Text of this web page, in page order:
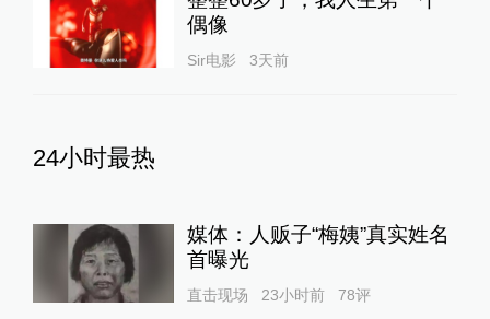
偶像
Sir电影 3天前
24小时最热
媒体：人贩子“梅姨”真实姓名
首曝光
直击现场 23小时前 78评